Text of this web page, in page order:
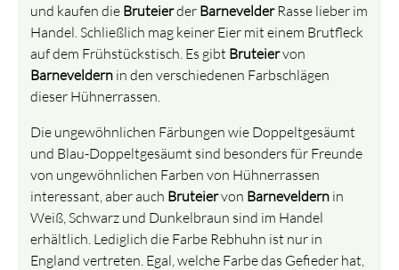
und kaufen die Bruteierder Barnevelder Rasse lieber im
Handel. Schließlich mag keiner Eier mit einem Brutfleck
auf dem Frühstückstisch. Es gibt Bruteiervon
Barneveldern in den verschiedenen Farbschlägen
dieser Hühnerrassen.
Die ungewöhnlichen Färbungen wie Doppeltgesäumt
und Blau-Doppeltgesäumt sind besonders für Freunde
von ungewöhnlichen Farben von Hühnerrassen
interessant, aber auch Bruteiervon Barneveldern in
Weiß, Schwarz und Dunkelbraun sind im Handel
erhältlich. Lediglich die Farbe Rebhuhn ist nur in
England vertreten. Egal, welche Farbe das Gefieder hat,